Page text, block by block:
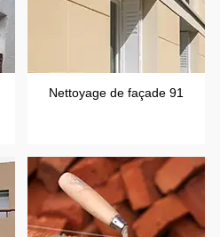
Nettoyage de façade 91